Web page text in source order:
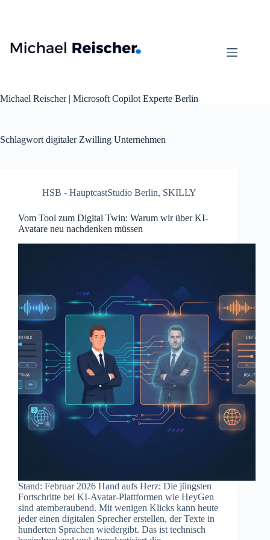
Michael Reischer | Microsoft Copilot Experte Berlin
Schlagwort digitaler Zwilling Unternehmen
HSB - HauptcastStudio Berlin, SKILLY
Vom Tool zum Digital Twin: Warum wir über KI-
Avatare neu nachdenken müssen
Stand: Februar 2026 Hand aufs Herz: Die jüngsten
Fortschritte bei KI-Avatar-Plattformen wie HeyGen
sind atemberaubend. Mit wenigen Klicks kann heute
jeder einen digitalen Sprecher erstellen, der Texte in
hunderten Sprachen wiedergibt. Das ist technisch